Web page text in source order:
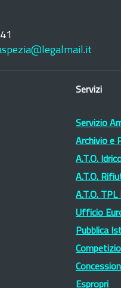
Servizi
Servizio
Archivio e
A.T.O.
A.T.O.
A.T.O. TPL
Ufficio
Pubblica
Espropri